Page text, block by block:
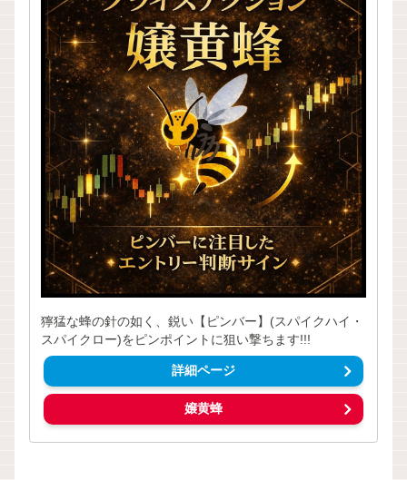
獰猛な蜂の針の如く、鋭い【ピンバー】(スパイクハイ・
スパイクロー)をピンポイントに狙い撃ちます!!!
詳細ページ
嬢黄蜂